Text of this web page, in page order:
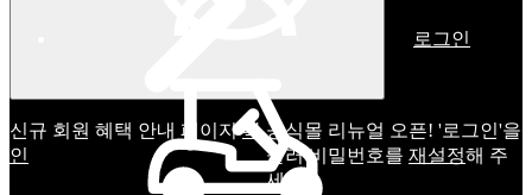
신규 회원 혜택 안내 페이지확
인
공식몰 리뉴얼 오픈! '로그인'을
눌러 비밀번호를 재설정해 주
세요.
로그인